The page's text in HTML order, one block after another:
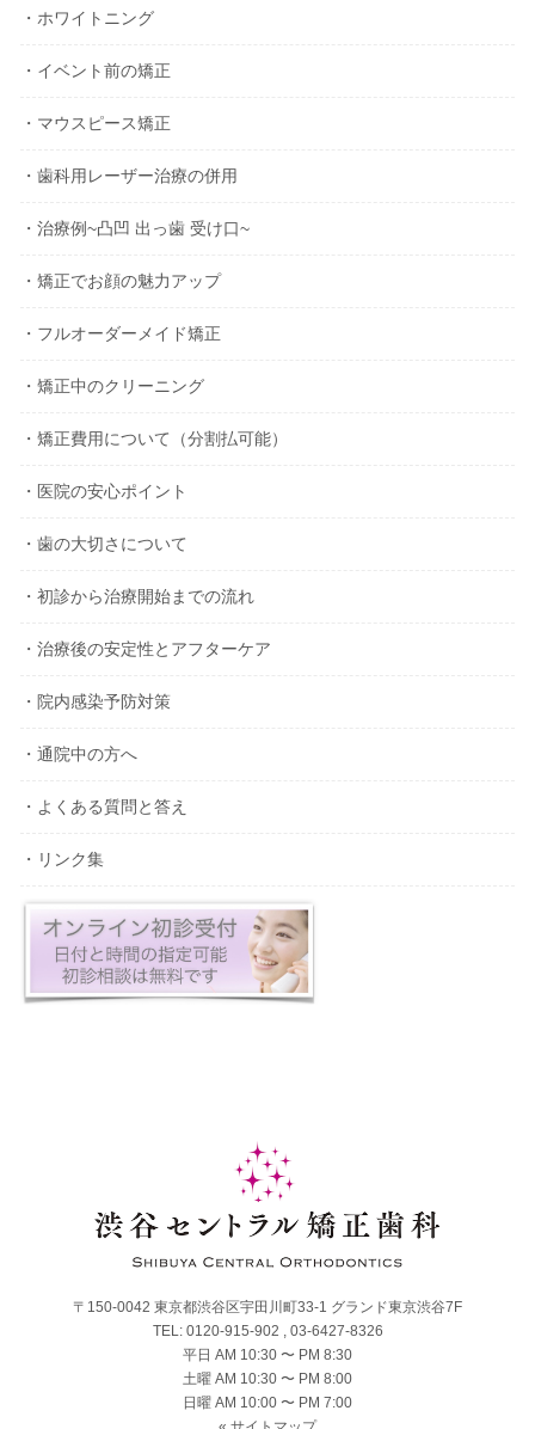
・ホワイトニング
・イベント前の矯正
・マウスピース矯正
・歯科用レーザー治療の併用
・治療例~凸凹 出っ歯 受け口~
・矯正でお顔の魅力アップ
・フルオーダーメイド矯正
・矯正中のクリーニング
・矯正費用について（分割払可能）
・医院の安心ポイント
・歯の大切さについて
・初診から治療開始までの流れ
・治療後の安定性とアフターケア
・院内感染予防対策
・通院中の方へ
・よくある質問と答え
・リンク集
〒150-0042 東京都渋谷区宇田川町33-1 グランド東京渋谷7F
TEL: 0120-915-902
03-6427-8326
平日 AM 10:30 〜 PM 8:30
土曜 AM 10:30 〜 PM 8:00
日曜 AM 10:00 〜 PM 7:00